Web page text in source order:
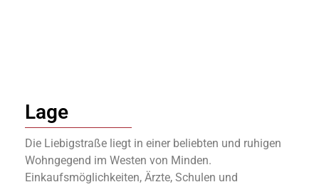
Lage
Die Liebigstraße liegt in einer beliebten und ruhigen
Wohngegend im Westen von Minden.
Einkaufsmöglichkeiten, Ärzte, Schulen und